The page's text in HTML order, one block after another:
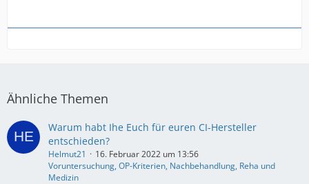
Ähnliche Themen
Warum habt Ihe Euch für euren CI-Hersteller
entschieden?
Helmut21
16. Februar 2022 um 13:56
Voruntersuchung, OP-Kriterien, Nachbehandlung, Reha und
Medizin